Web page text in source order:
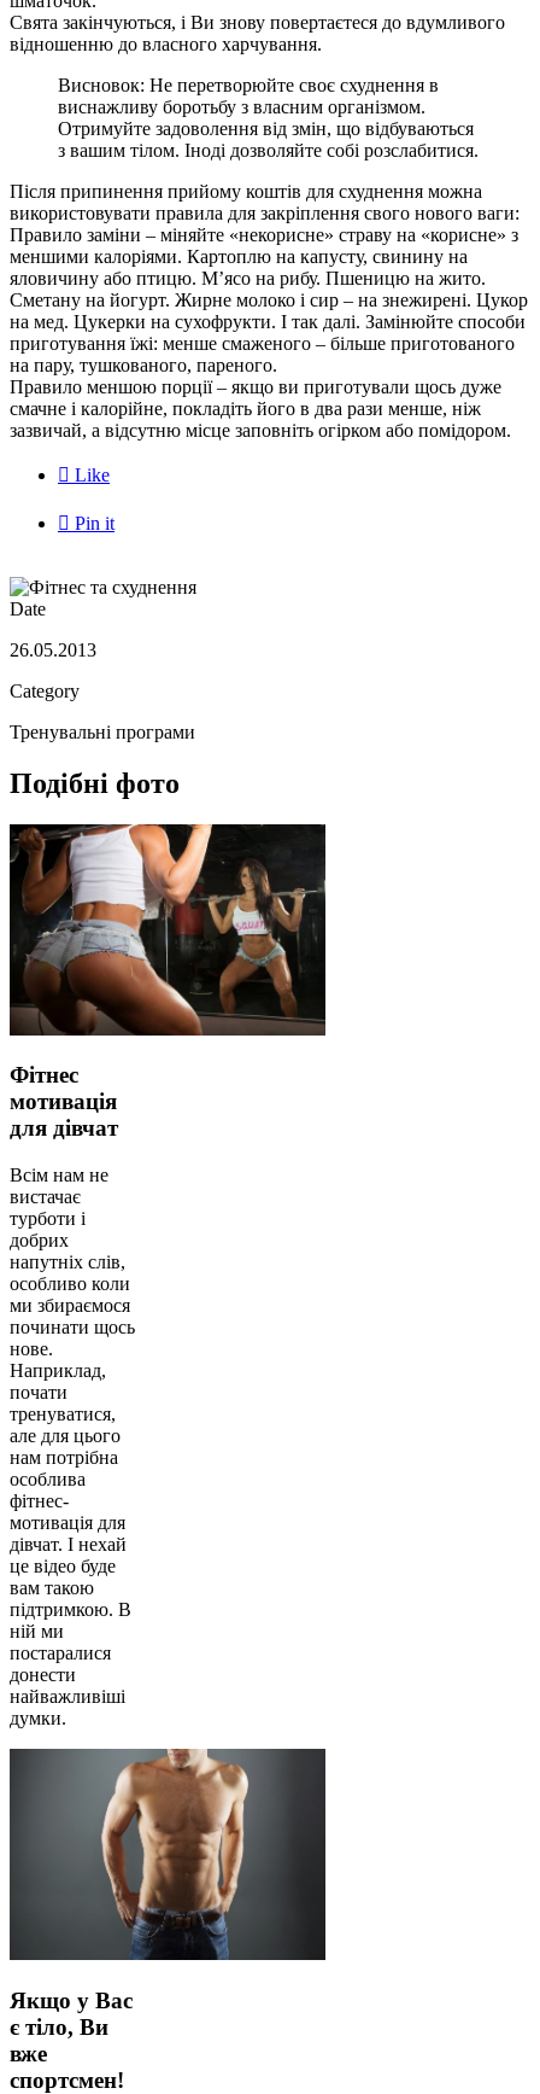
Свята закінчуються, і Ви знову повертаєтеся до вдумливого
відношенню до власного харчування.
Висновок: Не перетворюйте своє схуднення в
виснажливу боротьбу з власним організмом.
Отримуйте задоволення від змін, що відбуваються
з вашим тілом. Іноді дозволяйте собі розслабитися.
Після припинення прийому коштів для схуднення можна
використовувати правила для закріплення свого нового ваги:
Правило заміни – міняйте «некорисне» страву на «корисне» з
меншими калоріями. Картоплю на капусту, свинину на
яловичину або птицю. М’ясо на рибу. Пшеницю на жито.
Сметану на йогурт. Жирне молоко і сир – на знежирені. Цукор
на мед. Цукерки на сухофрукти. І так далі. Замінюйте способи
приготування їжі: менше смаженого – більше приготованого
на пару, тушкованого, пареного.
Правило меншою порції – якщо ви приготували щось дуже
смачне і калорійне, покладіть його в два рази менше, ніж
зазвичай, а відсутню місце заповніть огірком або помідором.
 Like
 Pin it
Date
26.05.2013
Category
Тренувальні програми
Подібні фото
Фітнес
мотивація
для дівчат
Всім нам не
вистачає
турботи і
добрих
напутніх слів,
особливо коли
ми збираємося
починати щось
нове.
Наприклад,
почати
тренуватися,
але для цього
нам потрібна
особлива
фітнес-
мотивація для
дівчат. І нехай
це відео буде
вам такою
підтримкою. В
ній ми
постаралися
донести
найважливіші
думки.
Якщо у Вас
є тіло, Ви
вже
спортсмен!